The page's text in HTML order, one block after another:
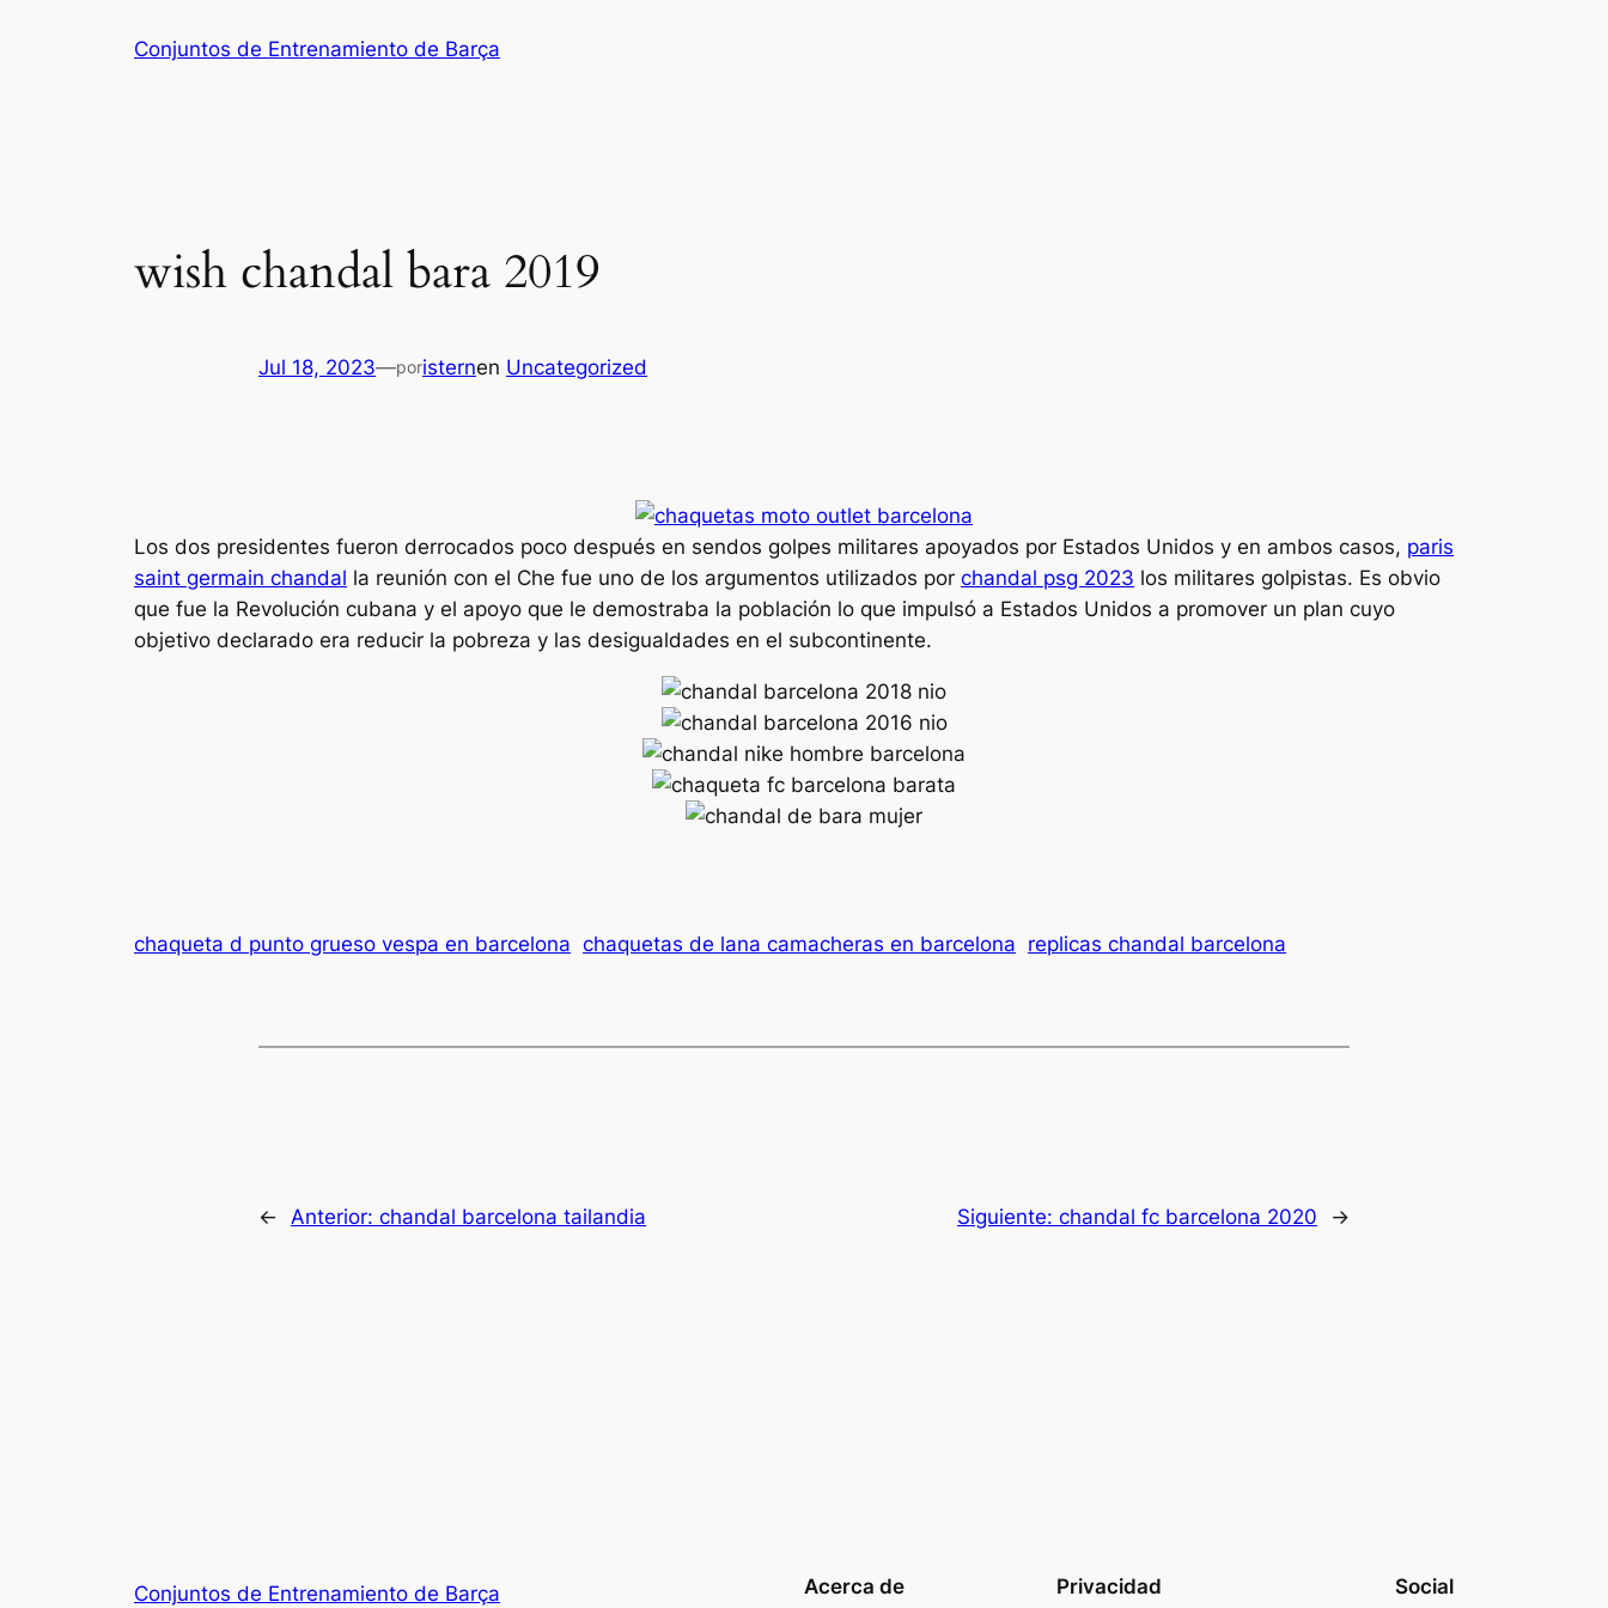
Conjuntos de Entrenamiento de Barça
wish chandal bara 2019
Jul 18, 2023—poristernen Uncategorized
Los dos presidentes fueron derrocados poco después en sendos golpes militares apoyados por Estados Unidos y en ambos casos, paris
saint germain chandal la reunión con el Che fue uno de los argumentos utilizados por chandal psg 2023 los militares golpistas. Es obvio
que fue la Revolución cubana y el apoyo que le demostraba la población lo que impulsó a Estados Unidos a promover un plan cuyo
objetivo declarado era reducir la pobreza y las desigualdades en el subcontinente.
chaqueta d punto grueso vespa en barcelona chaquetas de lana camacheras en barcelona replicas chandal barcelona
← Anterior: chandal barcelona tailandia Siguiente: chandal fc barcelona 2020 →
Conjuntos de Entrenamiento de Barça Acerca de Privacidad Social